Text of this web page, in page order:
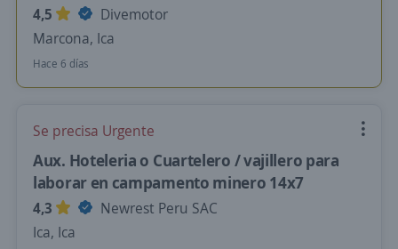
4,5
Divemotor
Marcona, Ica
Hace 6 días
Se precisa Urgente
Aux. Hoteleria o Cuartelero / vajillero para
laborar en campamento minero 14x7
4,3
Newrest Peru SAC
Ica, Ica